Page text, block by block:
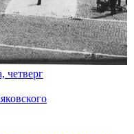
четверг